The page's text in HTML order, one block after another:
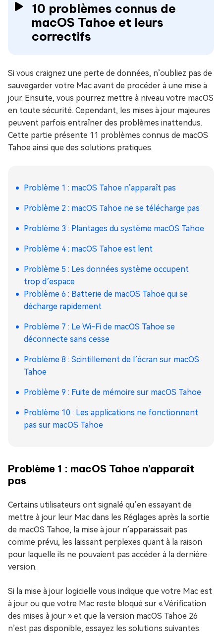
10 problèmes connus de
macOS Tahoe et leurs
correctifs
Si vous craignez une perte de données, n’oubliez pas de
sauvegarder votre Mac avant de procéder à une mise à
jour. Ensuite, vous pourrez mettre à niveau votre macOS
en toute sécurité. Cependant, les mises à jour majeures
peuvent parfois entraîner des problèmes inattendus.
Cette partie présente 11 problèmes connus de macOS
Tahoe ainsi que des solutions pratiques.
Problème 1 : macOS Tahoe n’apparaît pas
Problème 2 : macOS Tahoe ne se télécharge pas
Problème 3 : Plantages du système macOS Tahoe
Problème 4 : macOS Tahoe est lent
Problème 5 : Les données système occupent
trop d’espace
Problème 6 : Batterie de macOS Tahoe qui se
décharge rapidement
Problème 7 : Le Wi-Fi de macOS Tahoe se
déconnecte sans cesse
Problème 8 : Scintillement de l’écran sur macOS
Tahoe
Problème 9 : Fuite de mémoire sur macOS Tahoe
Problème 10 : Les applications ne fonctionnent
pas sur macOS Tahoe
Problème 1 : macOS Tahoe n’apparaît
pas
Certains utilisateurs ont signalé qu’en essayant de
mettre à jour leur Mac dans les Réglages après la sortie
de macOS Tahoe, la mise à jour n’apparaissait pas
comme prévu, les laissant perplexes quant à la raison
pour laquelle ils ne pouvaient pas accéder à la dernière
version.
Si la mise à jour logicielle vous indique que votre Mac est
à jour ou que votre Mac reste bloqué sur « Vérification
des mises à jour » et que la version macOS Tahoe 26
n’est pas disponible, essayez les solutions suivantes.